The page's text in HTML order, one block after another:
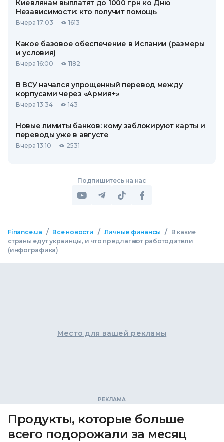
Киевлянам выплатят до 1000 грн ко Дню
Независимости: кто получит помощь
Вчера 17:03 1613
Какое базовое обеспечение в Испании (размеры
и условия)
Вчера 16:00 1182
В ВСУ начался упрощенный перевод между
корпусами через «Армия+»
Вчера 13:34 143
Новые лимиты банков: кому заблокируют карты и
переводы уже в августе
Вчера 13:10 2531
Подпишитесь на нас
Finance.ua / Все новости / Личные финансы /
В какие
страны едут украинцы, и что предлагают работодатели
(инфографика)
Место для вашей рекламы
Продукты, которые больше
всего подорожали за месяц